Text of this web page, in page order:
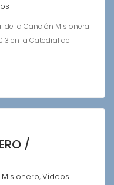
de la Canción Misionera
en la Catedral de
/
,Vídeos